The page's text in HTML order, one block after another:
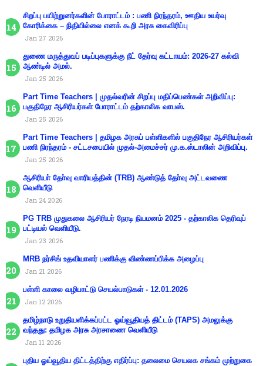
சிறப்பு பயிற்றுனர்களின் போராட்டம் : பணி நிரந்தரம், ஊதிய உயர்வு
கோரிக்கை – நிதியில்லை எனக் கூறி அரசு கைவிரிப்பு
Jan 27 2026
துணை மருத்துவப் படிப்புகளுக்கு நீட் தேர்வு கட்டாயம்: 2026-27 கல்வி
ஆண்டில் அமல்.
Jan 25 2026
Part Time Teachers | முதல்வரின் சிறப்பு மதிப்பெண்கள் அறிவிப்பு:
பகுதிநேர ஆசிரியர்கள் போராட்டம் தற்காலிக வாபஸ்.
Jan 25 2026
Part Time Teachers | தமிழக அரசுப் பள்ளிகளில் பகுதிநேர ஆசிரியர்கள்
பணி நிரந்தரம் - சட்டசபையில் முதல்-அமைச்சர் மு.க.ஸ்டாலின் அறிவிப்பு.
Jan 25 2026
ஆசிரியா் தோ்வு வாரியத்தின் (TRB) ஆண்டுத் தோ்வு அட்டவணை
வெளியீடு
Jan 24 2026
PG TRB முதுகலை ஆசிரியர் நேரடி நியமனம் 2025 - தற்காலிக தெரிவுப்
பட்டியல் வெளியீடு.
Jan 23 2026
MRB நர்சிங் உதவியாளர் பணிக்கு விண்ணப்பிக்க அழைப்பு
Jan 21 2026
பள்ளி காலை வழிபாட்டு செயல்பாடுகள் - 12.01.2026
Jan 12 2026
தமிழ்நாடு உறுதியளிக்கப்பட்ட ஓய்வூதியத் திட்டம் (TAPS) அமலுக்கு
வந்தது: தமிழக அரசு அரசாணை வெளியீடு
Jan 11 2026
புதிய ஓய்வூதிய திட்டத்திற்கு எதிர்ப்பு: தலைமை செயலக சங்கம் முற்றுகை